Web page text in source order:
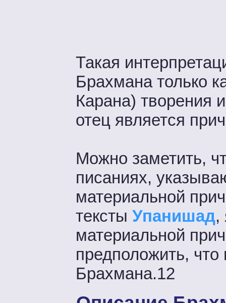
Такая
Брахмана только
Карана) творения
отец является
Можно заметить,
писаниях,
материальной
тексты Упанишад,
материальной
предположить, что
Брахмана.12